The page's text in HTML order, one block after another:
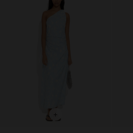
+